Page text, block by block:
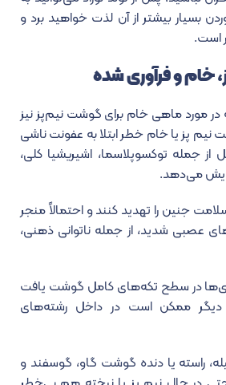
بسیار بیشتر از آن لذت خواهید برد و
است.
مورد ماهی خام برای گوشت نیم‌پز نیز
پز یا خام خطر ابتلا به عفونت ناشی
از جمله توکسوپلاسما، اشیریشیا کلی،
می‌دهد.
جنین را تهدید کنند و احتمالاً منجر
عصبی شدید، از جمله ناتوانی ذهنی،
در سطح تکه‌های کامل گوشت یافت
دیگر ممکن است در داخل رشته‌های
راسته یا دنده گوشت گاو، گوسفند و